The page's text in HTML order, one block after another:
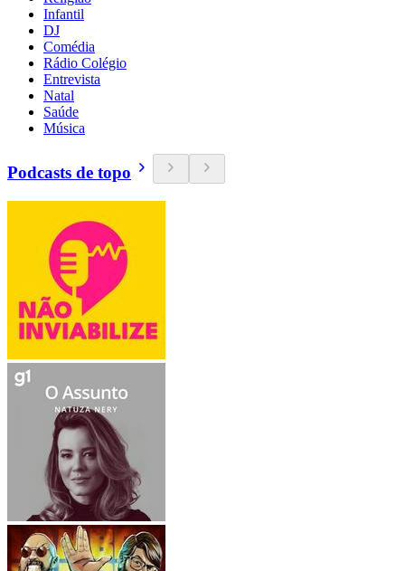
Infantil
DJ
Comédia
Rádio Colégio
Entrevista
Natal
Saúde
Música
Podcasts de topo